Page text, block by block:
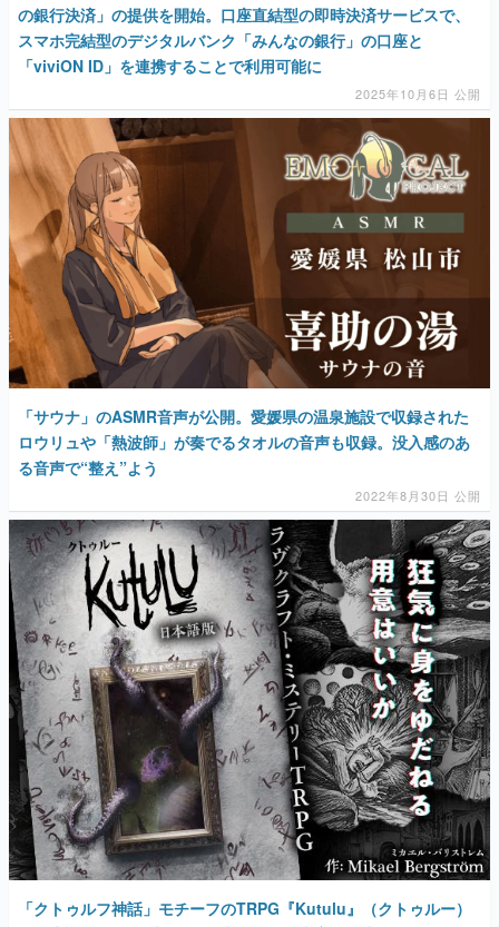
カテゴリ
特集記事
マンガ
女性向け
アプリレビュー
その他
電ファミニコゲーマーとは？
運営：株式会社マレ
2025年10月6日 公開
「サウナ」のASMR音声が公開。愛媛県の温泉施設で収録された
ロウリュや「熱波師」が奏でるタオルの音声も収録。没入感のあ
る音声で“整え”よう
2022年8月30日 公開
「クトゥルフ神話」モチーフのTRPG『Kutulu』（クトゥルー）
の日本語版ルールブックが発売開始。「真実を追求するために狂
気に呑まれなければならない」システムを実装
2022年4月27日 公開